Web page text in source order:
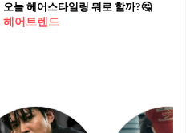
오늘 헤어스타일링 뭐로 할까?🤔
헤어트렌드